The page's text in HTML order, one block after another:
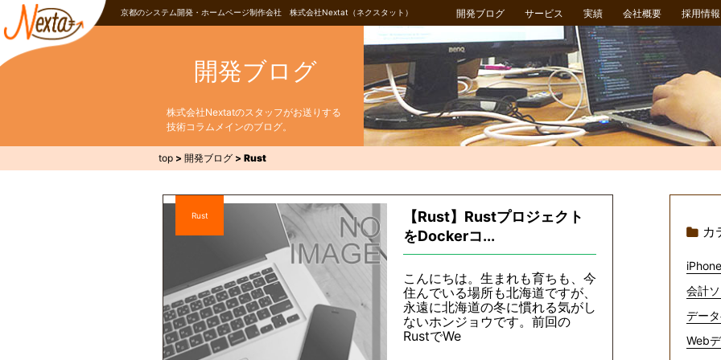
京都のシステム開発・ホームページ制作会社 株式会社Nextat（ネクスタット） 開発ブログ サービス 実績 会社概要 採用情報
開発ブログ
株式会社Nextatのスタッフがお送りする
技術コラムメインのブログ。
top > 開発ブログ > Rust
Rust
【Rust】Rustプロジェクト
をDockerコ...
こんにちは。生まれも育ちも、今
住んでいる場所も北海道ですが、
永遠に北海道の冬に慣れる気がし
ないホンジョウです。前回の
RustでWe
カ
会計
デー
Web